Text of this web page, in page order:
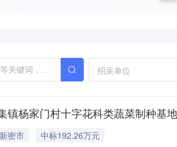
招采单位
镇杨家门村十字花科类蔬菜制种基
密市
中标192.26万元